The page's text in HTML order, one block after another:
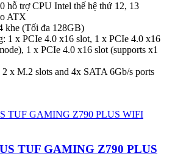
hỗ trợ CPU Intel thế hệ thứ 12, 13
ATX
khe (Tối đa 128GB)
1 x PCIe 4.0 x16 slot, 1 x PCIe 4.0 x16
1 x PCIe 4.0 x16 slot (supports x1
x M.2 slots and 4x SATA 6Gb/s ports
TUF GAMING Z790 PLUS